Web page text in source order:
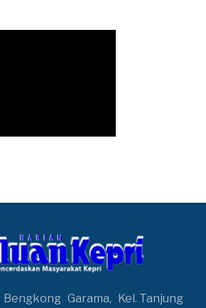
Bengkong Garama,
Kel. Tanjung